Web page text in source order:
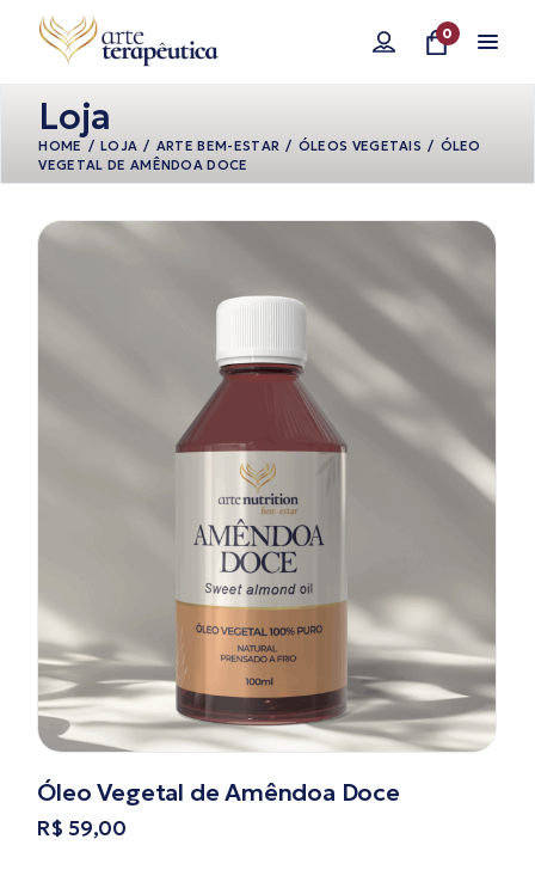
conteúdo
0
Loja
HOME LOJA ARTE BEM-ESTAR ÓLEOS VEGETAIS
ÓLEO
VEGETAL DE AMÊNDOA DOCE
Óleo Vegetal de Amêndoa Doce
R$ 59,00